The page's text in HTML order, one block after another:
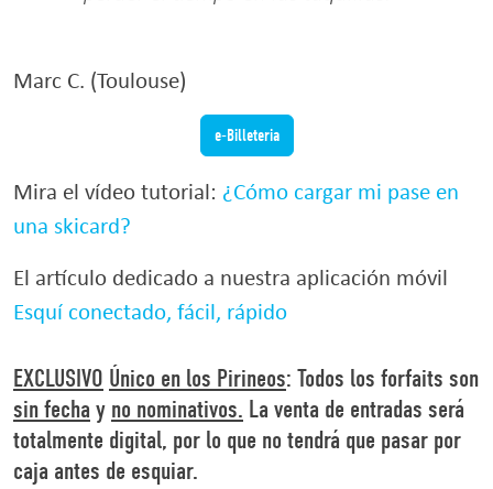
Marc C. (Toulouse)
e-Billeteria
Mira el vídeo tutorial: ¿Cómo cargar mi pase en
una skicard?
El artículo dedicado a nuestra aplicación móvil
Esquí conectado, fácil, rápido
EXCLUSIVO Único en los Pirineos: Todos los forfaits son
sin fecha y no nominativos. La venta de entradas será
totalmente digital, por lo que no tendrá que pasar por
caja antes de esquiar.